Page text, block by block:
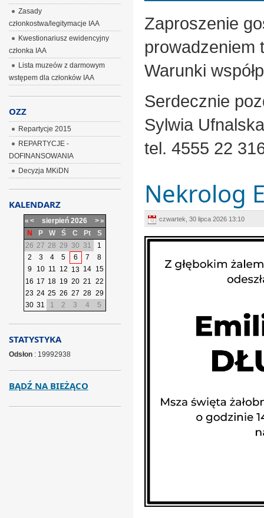
Zaproszenie
prowadzeniem
Warunki
Serdecznie
Sylwia Ufnalska
tel. 4555 22
Nekrolog
czwartek, 30 lipca 2026 13:10
Zasady
członkostwa/legitymacje IAA
Kwestionariusz ewidencyjny
członka IAA
Lista muzeów z darmowym
wstępem dla członków IAA
OZZ
Repartycje 2015
REPARTYCJE -
DOFINANSOWANIA
Decyzja MKiDN
KALENDARZ
« < sierpień 2026 >»
N
P W Ś C Pt
S
26 27 28 29 30 31
1
2
3 4 5 6 7
8
9
10 11 12 13 14 15
16 17 18 19 20 21 22
23 24 25 26 27 28 29
30 31 1 2 3 4 5
STATYSTYKA
Odsłon: 19992938
BĄDŹ NA BIEŻĄCO